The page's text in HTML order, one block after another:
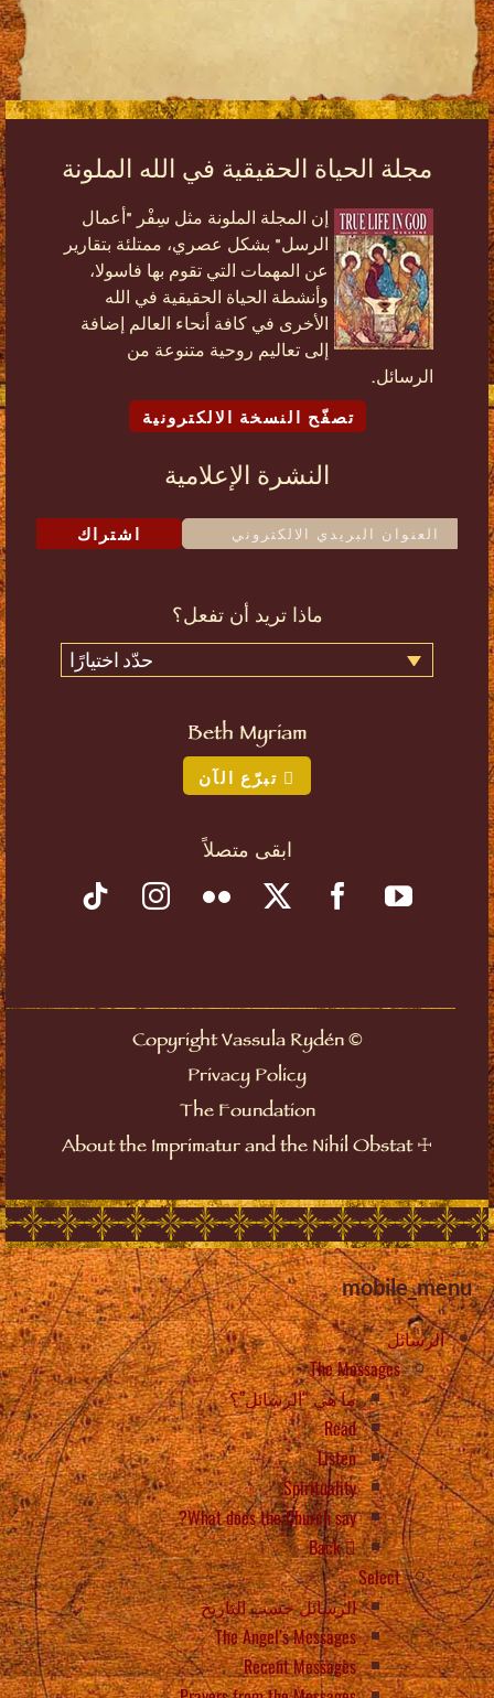
مجلة الحياة الحقيقية في الله الملونة
إن المجلة الملونة مثل سِفْر "أعمال
الرسل" بشكل عصري، ممتلئة بتقارير
عن المهمات التي تقوم بها فاسولا،
وأنشطة الحياة الحقيقية في الله
الأخرى في كافة أنحاء العالم إضافة
إلى تعاليم روحية متنوعة من
الرسائل.
تصفّح النسخة الالكترونية
النشرة الإعلامية
اشتراك
ماذا تريد أن تفعل؟
حدّد اختيارًا
Beth Myriam
تبرّع الآن
ابقى متصلاً
©
Copyright Vassula Rydén
Privacy Policy
The Foundation
☩
About the Imprimatur and the Nihil Obstat
mobile_menu
الرسائل
The Messages
ما هي “الرسائل”؟
Read
Listen
Spirituality
What does the Church say?
Back
Select
الرسائل حسب التاريخ
The Angel’s Messages
Recent Messages